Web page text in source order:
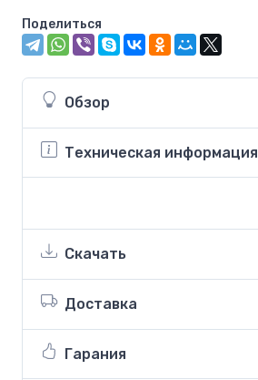
Поделиться
Обзор
Техническая информация
Скачать
Доставка
Гарания